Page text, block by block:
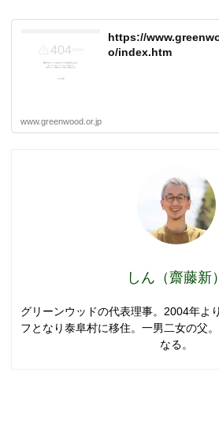
https://
o/index.htm
www.greenwood.or.jp
しん（齋藤新）
グリーンウッドの代表理事。2004年よ
フとなり泰阜村に移住。一男二女の父
なる。